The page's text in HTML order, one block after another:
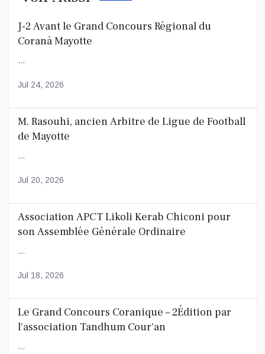
J-2 Avant le Grand Concours Régional du
Coranà Mayotte
...
Jul 24, 2026
M. Rasouhi, ancien Arbitre de Ligue de Football
de Mayotte
...
Jul 20, 2026
Association APCT Likoli Kerab Chiconi pour
son Assemblée Générale Ordinaire
...
Jul 18, 2026
Le Grand Concours Coranique – 2Édition par
l'association Tandhum Cour'an
...